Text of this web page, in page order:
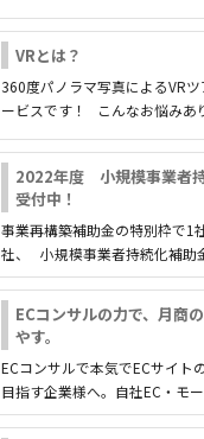
VRとは？
360度パノラマ写真によるVR
ービスです！ こんなお悩みあ
2022年度 小規模事業者
受付中！
事業再構築補助金の特別枠で1
社、 小規模事業者持続化補助
ECコンサルの力で、月商
やす。
ECコンサルで本気でECサイト
目指す企業様へ。自社EC・モ